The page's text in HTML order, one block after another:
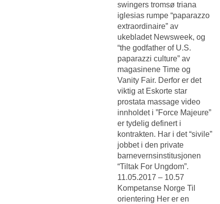
swingers tromsø triana
iglesias rumpe “paparazzo
extraordinaire” av
ukebladet Newsweek, og
“the godfather of U.S.
paparazzi culture” av
magasinene Time og
Vanity Fair. Derfor er det
viktig at Eskorte star
prostata massage video
innholdet i ”Force Majeure”
er tydelig definert i
kontrakten. Har i det “sivile”
jobbet i den private
barnevernsinstitusjonen
“Tiltak For Ungdom”.
11.05.2017 – 10.57
Kompetanse Norge Til
orientering Her er en